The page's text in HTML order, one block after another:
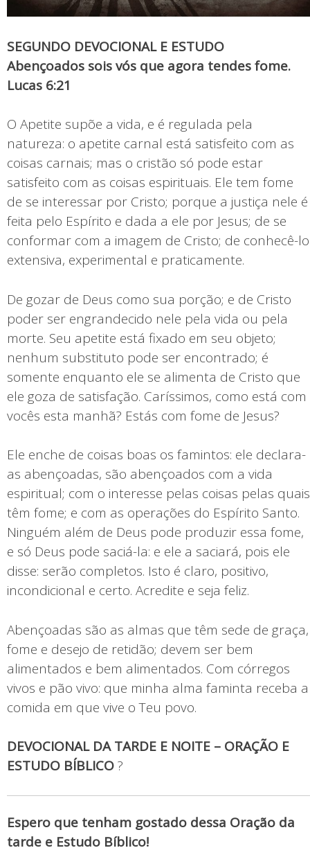
SEGUNDO DEVOCIONAL E ESTUDO
Abençoados sois vós que agora tendes fome.
Lucas 6:21
O Apetite supõe a vida, e é regulada pela
natureza: o apetite carnal está satisfeito com as
coisas carnais; mas o cristão só pode estar
satisfeito com as coisas espirituais. Ele tem fome
de se interessar por Cristo; porque a justiça nele é
feita pelo Espírito e dada a ele por Jesus; de se
conformar com a imagem de Cristo; de conhecê-lo
extensiva, experimental e praticamente.
De gozar de Deus como sua porção; e de Cristo
poder ser engrandecido nele pela vida ou pela
morte. Seu apetite está fixado em seu objeto;
nenhum substituto pode ser encontrado; é
somente enquanto ele se alimenta de Cristo que
ele goza de satisfação. Caríssimos, como está com
vocês esta manhã? Estás com fome de Jesus?
Ele enche de coisas boas os famintos: ele declara-
as abençoadas, são abençoados com a vida
espiritual; com o interesse pelas coisas pelas quais
têm fome; e com as operações do Espírito Santo.
Ninguém além de Deus pode produzir essa fome,
e só Deus pode saciá-la: e ele a saciará, pois ele
disse: serão completos. Isto é claro, positivo,
incondicional e certo. Acredite e seja feliz.
Abençoadas são as almas que têm sede de graça,
fome e desejo de retidão; devem ser bem
alimentados e bem alimentados. Com córregos
vivos e pão vivo: que minha alma faminta receba a
comida em que vive o Teu povo.
DEVOCIONAL DA TARDE E NOITE – ORAÇÃO E
ESTUDO BÍBLICO?
Espero que tenham gostado dessa Oração da
tarde e Estudo Bíblico!